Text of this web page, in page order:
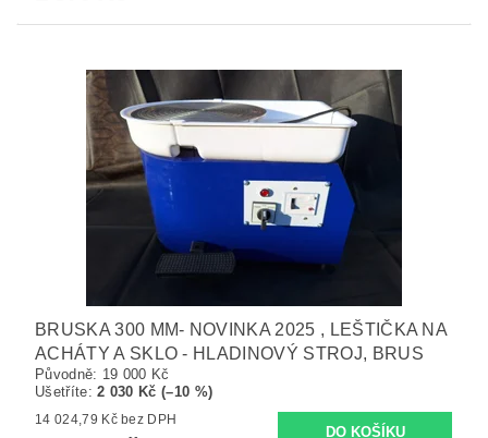
BRUSKA 300 MM- NOVINKA 2025 , LEŠTIČKA NA
ACHÁTY A SKLO - HLADINOVÝ STROJ, BRUS
Původně: 19 000 Kč
Ušetříte:2 030 Kč (–10 %)
14 024,79 Kč bez DPH